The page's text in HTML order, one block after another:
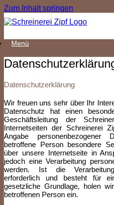
Zum Inhalt springen
Menü
Datenschutzerklärung
Wir freuen uns sehr über Ihr
Datenschutz hat einen
Geschäftsleitung der
Internetseiten der Schreinerei
Angabe
betroffene Person besondere
über unsere Internetseite in
jedoch eine Verarbeitung
werden. Ist die
erforderlich und besteht für
gesetzliche Grundlage, holen
betroffenen Person ein.